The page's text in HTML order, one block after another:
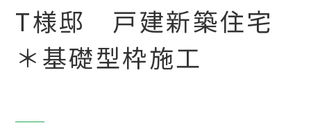
T様邸 戸建新築住宅
＊基礎型枠施工